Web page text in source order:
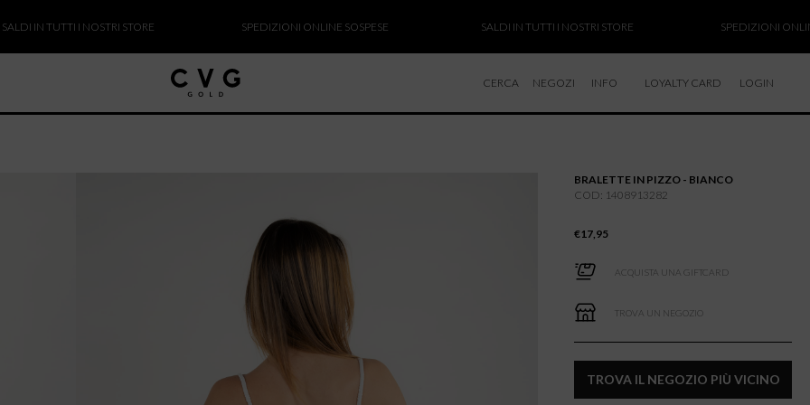
TUTTI I NOSTRI STORE SPEDIZIONI ONLINE SOSPESE SALDI IN TUTTI I NOSTRI STORE SPEDIZIONI ONLINE
CERCA NEGOZI INFO
RESI E RIMBORSI
LOYALTY CARD LOGIN
BRALETTE IN PIZZO - BIANCO
COD: 1408913282
€17,95
ACQUISTA UNA GIFTCARD
TROVA UN NEGOZIO
TROVA IL NEGOZIO PIÙ VICINO